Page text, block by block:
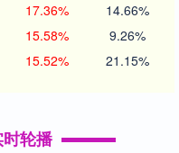
17.36% 14.66%
15.58% 9.26%
15.52% 21.15%
轮播